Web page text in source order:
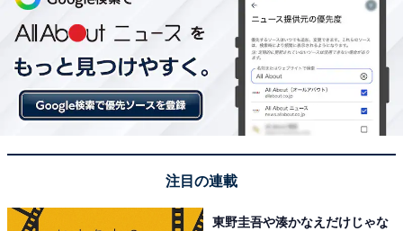
注目の連載
東野圭吾や湊かなえだけじゃな